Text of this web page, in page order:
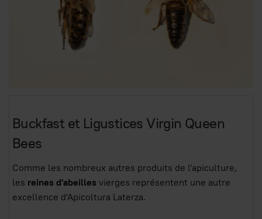
Buckfast et Ligustices Virgin Queen
Bees
Comme les nombreux autres produits de l'apiculture,
les reines d'abeilles vierges représentent une autre
excellence d'Apicoltura Laterza.